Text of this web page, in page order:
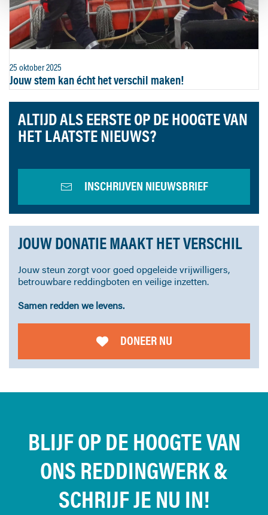
25 oktober 2025
Jouw stem kan écht het verschil maken!
ALTIJD ALS EERSTE OP DE HOOGTE VAN
HET LAATSTE NIEUWS?
INSCHRIJVEN NIEUWSBRIEF
JOUW DONATIE MAAKT HET VERSCHIL
Jouw steun zorgt voor goed opgeleide vrijwilligers,
betrouwbare reddingboten en veilige inzetten.
Samen redden we levens.
DONEER NU
BLIJF OP DE HOOGTE VAN
ONS REDDINGWERK &
SCHRIJF JE NU IN!